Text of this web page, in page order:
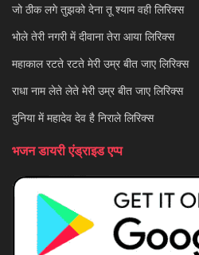
जो ठीक लगे तुझको देना तू श्याम वही लिरिक्स
भोले तेरी नगरी में दीवाना तेरा आया लिरिक्स
महाकाल रटते रटते मेरी उम्र बीत जाए लिरिक्स
राधा नाम लेते लेते मेरी उम्र बीत जाए लिरिक्स
दुनिया में महादेव देव है निराले लिरिक्स
भजन डायरी एंड्राइड एप्प